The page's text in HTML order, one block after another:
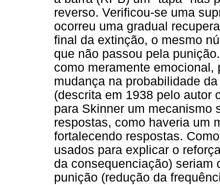
reverso. Verificou-se uma
ocorreu uma gradual
final da extinção, o mesmo
que não passou pela
como meramente
mudança na probabilidade
(descrita em 1938 pelo autor
para Skinner um mecanismo
respostas, como haveria um
fortalecendo respostas.
usados para explicar o
da consequenciação) seriam
punição (redução da